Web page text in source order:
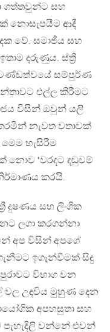
ගත්තවුන්ට සහ
නොසැපයීම ආදී
වේ. සමාජීය සහ
දරුණුය. ස්ත්‍රී
සම්පුර්ණ
එල්ල කිරීමට
විසින් ඔවුන් යලි
නැවත වතාවක්
හැසිරීම
නොව ‘වරදට දඬුවම්
කරයි.
දුෂණය සහ ලිංගික
ලගා කරගන්නා
අප විසින් අපගේ
ඉගැන්වීමක් සිදු
විභාග වන
වල උදවිය මුහුණ දෙන
අපහසුතා සහ
වන්නේ එවන්